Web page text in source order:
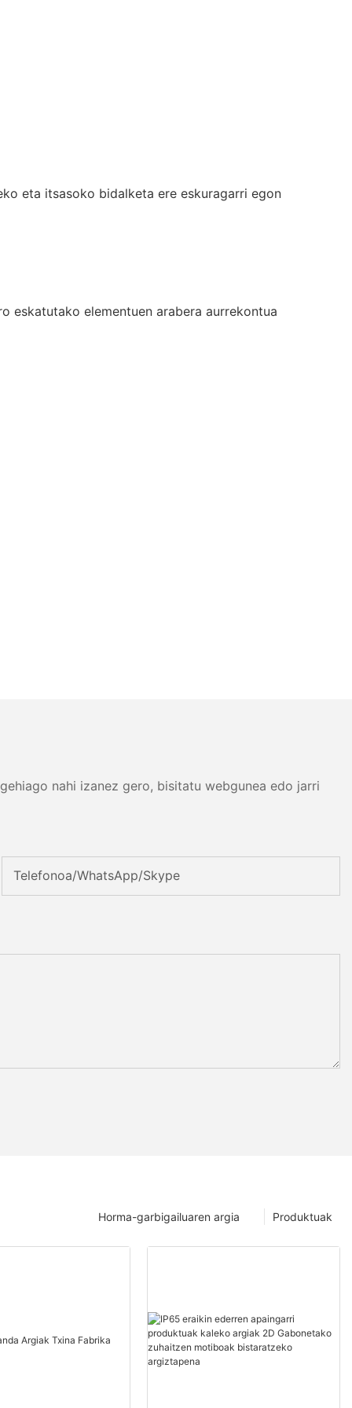
eta itsasoko bidalketa ere eskuragarri egon
eskatutako elementuen arabera aurrekontua
nahi izanez gero, bisitatu webgunea edo jarri
Telefonoa/WhatsApp/Skype
Produktuak
Horma-garbigailuaren argia